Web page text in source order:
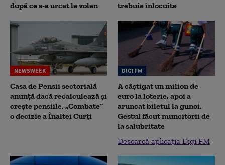
după ce s-a urcat la volan
trebuie înlocuite
NEWSWEEK
Casa de Pensii sectorială
anunță dacă recalculează și
crește pensiile. „Combate”
o decizie a Înaltei Curți
DIGI FM
A câștigat un milion de
euro la loterie, apoi a
aruncat biletul la gunoi.
Gestul făcut muncitorii de
la salubritate
Descarcă aplicația Digi FM